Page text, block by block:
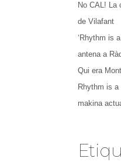
No CAL! La
de Vilafant
‘Rhythm is
antena a
Qui era
Rhythm is a
makina